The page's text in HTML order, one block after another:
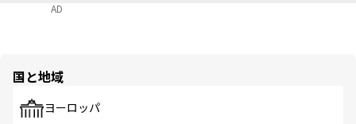
AD
国と地域
ヨーロッパ